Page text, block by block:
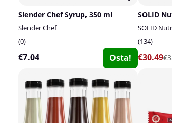
Slender Chef Syrup, 350 ml
Slender Chef
0
€7.04 Osta!
SOLID
SOLID
134
€30.49